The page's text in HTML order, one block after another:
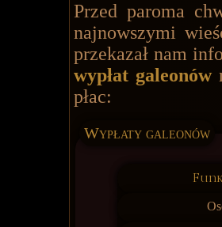
Przed paroma
najnowszymi
przekazał nam
wypłat galeonów
płac:
Wypłaty galeonów